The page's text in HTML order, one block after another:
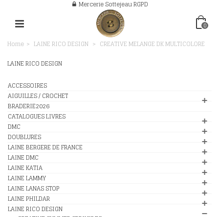
Mercerie Sottejeau RGPD
0
Home > LAINE RICO DESIGN > CREATIVE MELANGE DK MULTICOLORE
LAINE RICO DESIGN
ACCESSOIRES
AIGUILLES / CROCHET
BRADERIE2026
CATALOGUES LIVRES
DMC
DOUBLURES
LAINE BERGERE DE FRANCE
LAINE DMC
LAINE KATIA
LAINE LAMMY
LAINE LANAS STOP
LAINE PHILDAR
LAINE RICO DESIGN